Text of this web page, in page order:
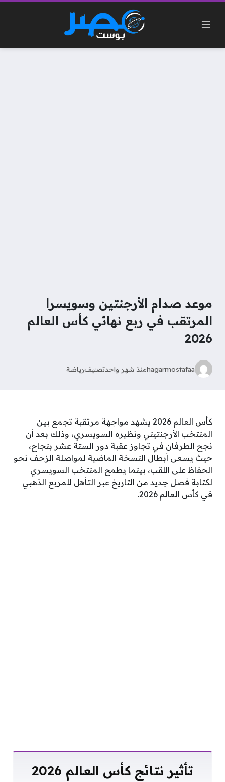
موعد صدام الأرجنتين وسويسرا
المرتقب في ربع نهائي كأس العالم
2026
hagarmostafaaمنذ شهر واحدتصنيفرياضة
كأس العالم 2026 يشهد مواجهة مرتقبة تجمع بين
المنتخب الأرجنتيني ونظيره السويسري، وذلك بعد أن
نجح الطرفان في تجاوز عقبة دور الستة عشر بنجاح،
حيث يسعى أبطال النسخة الماضية لمواصلة الزحف نحو
الحفاظ على اللقب، بينما يطمح المنتخب السويسري
لكتابة فصل جديد من التاريخ عبر التأهل للمربع الذهبي
في كأس العالم 2026.
تأثير نتائج كأس العالم 2026